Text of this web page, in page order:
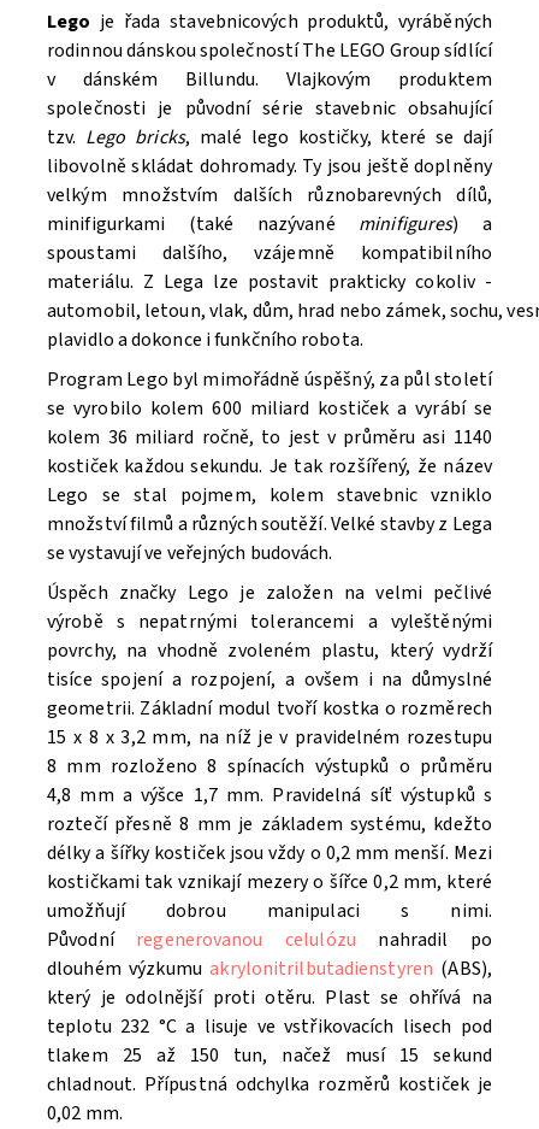
Souhlasím seZpracováním osobních údajů.
Lego je řada stavebnicových produktů, vyráběných
rodinnou dánskou společností The LEGO Group sídlící
v dánském Billundu. Vlajkovým produktem
společnosti je původní série stavebnic obsahující
tzv. Lego bricks, malé lego kostičky, které se dají
libovolně skládat dohromady. Ty jsou ještě doplněny
velkým množstvím dalších různobarevných dílů,
minifigurkami (také nazývané minifigures) a
spoustami dalšího, vzájemně kompatibilního
materiálu. Z Lega lze postavit prakticky cokoliv -
automobil, letoun, vlak, dům, hrad nebo zámek, sochu,
plavidlo a dokonce i funkčního robota.
Program Lego byl mimořádně úspěšný, za půl století
se vyrobilo kolem 600 miliard kostiček a vyrábí se
kolem 36 miliard ročně, to jest v průměru asi 1140
kostiček každou sekundu. Je tak rozšířený, že název
Lego se stal pojmem, kolem stavebnic vzniklo
množství filmů a různých soutěží. Velké stavby z Lega
se vystavují ve veřejných budovách.
Úspěch značky Lego je založen na velmi pečlivé
výrobě s nepatrnými tolerancemi a vyleštěnými
povrchy, na vhodně zvoleném plastu, který vydrží
tisíce spojení a rozpojení, a ovšem i na důmyslné
geometrii. Základní modul tvoří kostka o rozměrech
15 x 8 x 3,2 mm, na níž je v pravidelném rozestupu
8 mm rozloženo 8 spínacích výstupků o průměru
4,8 mm a výšce 1,7 mm. Pravidelná síť výstupků s
roztečí přesně 8 mm je základem systému, kdežto
délky a šířky kostiček jsou vždy o 0,2 mm menší. Mezi
kostičkami tak vznikají mezery o šířce 0,2 mm, které
umožňují dobrou manipulaci s nimi.
Původní regenerovanou celulózu nahradil po
dlouhém výzkumuakrylonitrilbutadienstyren (ABS),
který je odolnější proti otěru. Plast se ohřívá na
teplotu 232 °C a lisuje ve vstřikovacích lisech pod
tlakem 25 až 150 tun, načež musí 15 sekund
chladnout. Přípustná odchylka rozměrů kostiček je
0,02 mm.